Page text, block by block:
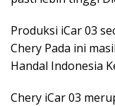
Produksi iCar 03
Chery Pada ini
Handal Indonesia
Chery iCar 03